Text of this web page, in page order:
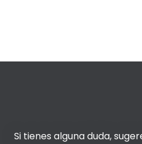
Si tienes alguna duda,